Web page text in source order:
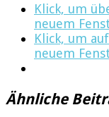
Klick, um
neuem
Klick, um
neuem
Ähnliche